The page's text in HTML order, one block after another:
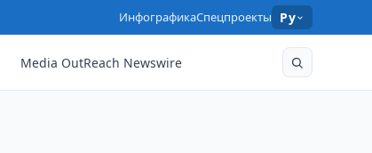
ИнфографикаСпецпроекты Ру
Media OutReach Newswire